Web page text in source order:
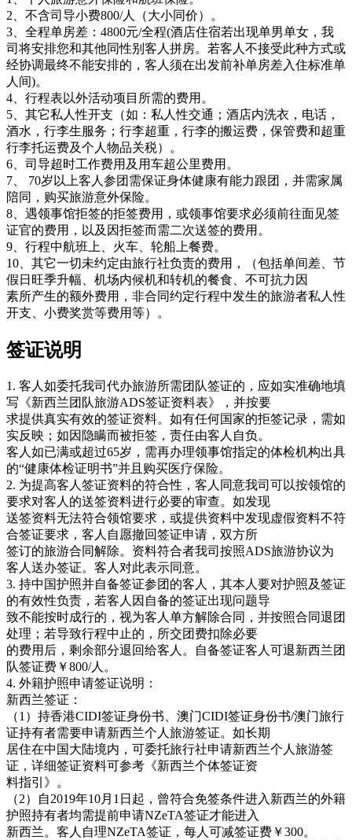
2、不含司导小费800/人（大小同价）。
3、全程单房差：4800元/全程(酒店住宿若出现单男单女，我
司将安排您和其他同性别客人拼房。若客人不接受此种方式或
经协调最终不能安排的，客人须在出发前补单房差入住标准单
人间)。
4、行程表以外活动项目所需的费用。
5、其它私人性开支（如：私人性交通；酒店内洗衣，电话，
酒水，行李生服务；行李超重，行李的搬运费，保管费和超重
行李托运费及个人物品关税）。
6、司导超时工作费用及用车超公里费用。
7、 70岁以上客人参团需保证身体健康有能力跟团，并需家属
陪同，购买旅游意外保险。
8、遇领事馆拒签的拒签费用，或领事馆要求必须前往面见签
证官的费用，以及因拒签而需二次送签的费用。
9、行程中航班上、火车、轮船上餐费。
10、其它一切未约定由旅行社负责的费用，（包括单间差、节
假日旺季升幅、机场内候机和转机的餐食、不可抗力因
素所产生的额外费用，非合同约定行程中发生的旅游者私人性
开支、小费奖赏等费用等）。
签证说明
1. 客人如委托我司代办旅游所需团队签证的，应如实准确地填
写《新西兰团队旅游ADS签证资料表》，并按要
求提供真实有效的签证资料。如有任何国家的拒签记录，需如
实反映；如因隐瞒而被拒签，责任由客人自负。
客人如已满或超过65岁，需再办理领事馆指定的体检机构出具
的“健康体检证明书”并且购买医疗保险。
2. 为提高客人签证资料的符合性，客人同意我司可以按领馆的
要求对客人的送签资料进行必要的审查。如发现
送签资料无法符合领馆要求，或提供资料中发现虚假资料不符
合签证要求，客人自愿撤回签证申请，双方所
签订的旅游合同解除。资料符合者我司按照ADS旅游协议为
客人送办签证。客人对此表示同意。
3. 持中国护照并自备签证参团的客人，其本人要对护照及签证
的有效性负责，若客人因自备的签证出现问题导
致不能按时成行的，视为客人单方解除合同，并按照合同退团
处理；若导致行程中止的，所交团费扣除必要
的费用后，剩余部分退回给客人。自备签证客人可退新西兰团
队签证费￥800/人。
4. 外籍护照申请签证说明：
新西兰签证：
（1）持香港CIDI签证身份书、澳门CIDI签证身份书/澳门旅行
证持有者需要申请新西兰个人旅游签证。如长期
居住在中国大陆境内，可委托旅行社申请新西兰个人旅游签
证，详细签证资料可参考《新西兰个体签证资
料指引》。
（2）自2019年10月1日起，曾符合免签条件进入新西兰的外籍
护照持有者均需提前申请NZeTA签证才能进入
新西兰。客人自理NZeTA签证，每人可减签证费￥300。